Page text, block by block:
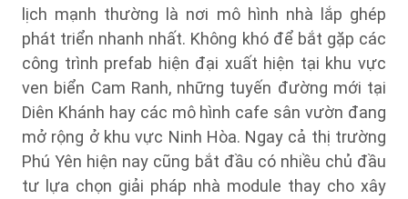
lịch mạnh thường là nơi mô hình nhà lắp ghép
phát triển nhanh nhất. Không khó để bắt gặp các
công trình prefab hiện đại xuất hiện tại khu vực
ven biển Cam Ranh, những tuyến đường mới tại
Diên Khánh hay các mô hình cafe sân vườn đang
mở rộng ở khu vực Ninh Hòa. Ngay cả thị trường
Phú Yên hiện nay cũng bắt đầu có nhiều chủ đầu
tư lựa chọn giải pháp nhà module thay cho xây